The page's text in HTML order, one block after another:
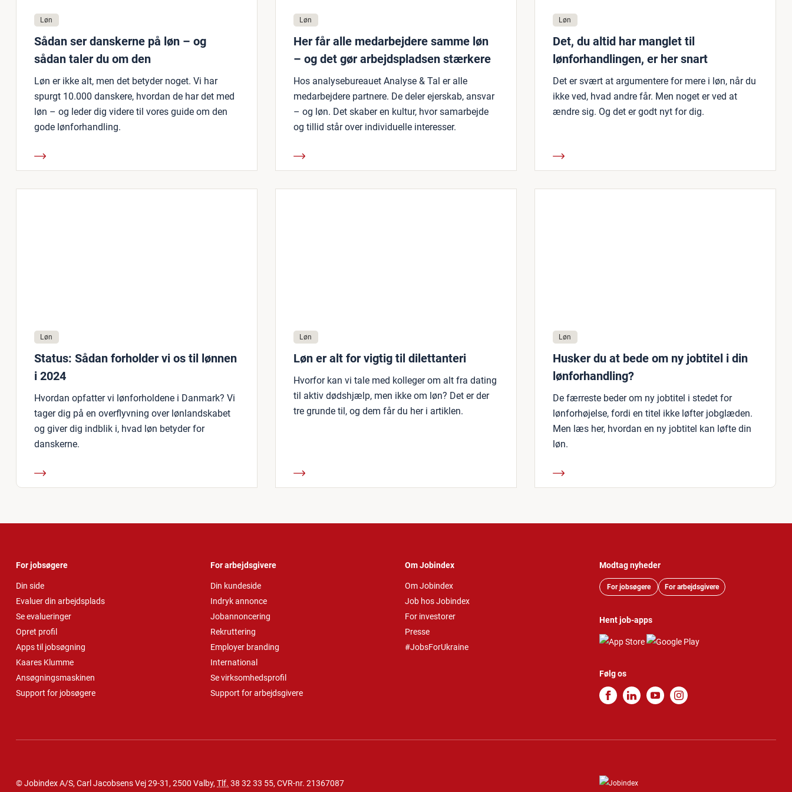
Løn
Sådan ser danskerne på løn – og
sådan taler du om den
Løn er ikke alt, men det betyder noget. Vi har
spurgt 10.000 danskere, hvordan de har det med
løn – og leder dig videre til vores guide om den
gode lønforhandling.
Løn
Her får alle medarbejdere samme løn
– og det gør arbejdspladsen stærkere
Hos analysebureauet Analyse & Tal er alle
medarbejdere partnere. De deler ejerskab, ansvar
– og løn. Det skaber en kultur, hvor samarbejde
og tillid står over individuelle interesser.
Løn
Det, du altid har manglet til
lønforhandlingen, er her snart
Det er svært at argumentere for mere i løn, når du
ikke ved, hvad andre får. Men noget er ved at
ændre sig. Og det er godt nyt for dig.
Løn
Status: Sådan forholder vi os til lønnen
i 2024
Hvordan opfatter vi lønforholdene i Danmark? Vi
tager dig på en overflyvning over lønlandskabet
og giver dig indblik i, hvad løn betyder for
danskerne.
Løn
Løn er alt for vigtig til dilettanteri
Hvorfor kan vi tale med kolleger om alt fra dating
til aktiv dødshjælp, men ikke om løn? Det er der
tre grunde til, og dem får du her i artiklen.
Løn
Husker du at bede om ny jobtitel i din
lønforhandling?
De færreste beder om ny jobtitel i stedet for
lønforhøjelse, fordi en titel ikke løfter jobglæden.
Men læs her, hvordan en ny jobtitel kan løfte din
løn.
For jobsøgere
Din side
Evaluer din arbejdsplads
Se evalueringer
Opret profil
Apps til jobsøgning
Kaares Klumme
Ansøgningsmaskinen
Support for jobsøgere
For arbejdsgivere
Din kundeside
Indryk annonce
Jobannoncering
Rekruttering
Employer branding
International
Se virksomhedsprofil
Support for arbejdsgivere
Om Jobindex
Om Jobindex
Job hos Jobindex
For investorer
Presse
#JobsForUkraine
Modtag nyheder
For jobsøgere For arbejdsgivere
Hent job-apps
Følg os
© Jobindex A/S, Carl Jacobsens Vej 29-31, 2500 Valby, Tlf. 38 32 33 55, CVR-nr. 21367087